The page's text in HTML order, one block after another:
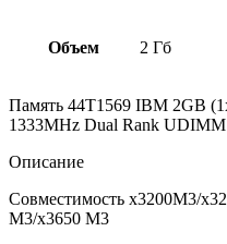
Объем 2 Гб
Память 44T1569 IBM 2GB
1333MHz Dual Rank
Описание
Совместимость x3200M3/
M3/x3650 M3